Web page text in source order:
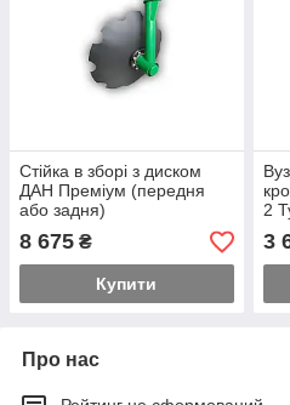
Стійка в зборі з диском
ДАН Преміум (передня
або задня)
8 675 ₴
Купити
2
3
Про нас